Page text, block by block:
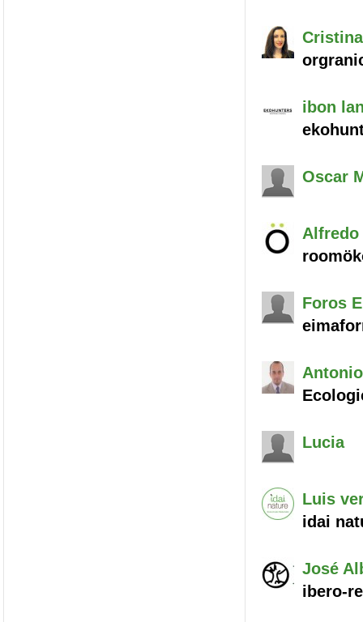
Cristina
ibon
Oscar
Alfredo
Foros
Antonio
Lucia
Luis
idai
José
ibero-